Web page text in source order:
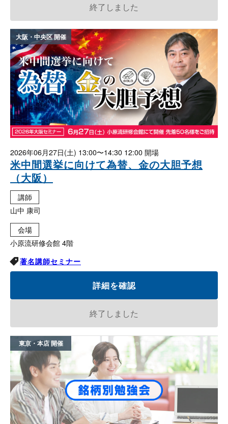
終了しました
大阪・中央区
2026年06月27日(土) 13:00〜14:30 12:00
米中間選挙に向けて為替、金の大胆予想
（大阪）
講師
山中 康司
会場
小原流研修会館 4階
著名講師セミナー
詳細を確認
終了しました
東京・本店